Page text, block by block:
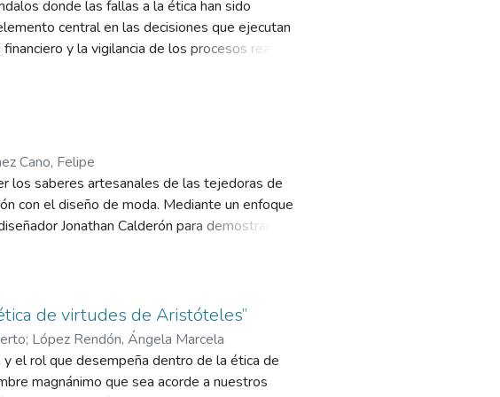
comprender la relación entre filosofía, religión y
donde las fallas a la ética han sido
central en las decisiones que ejecutan
y la vigilancia de los procesos realizado
financiero sin ética está destinado a
Con ese interés este artículo presenta
intervienen en la toma de decisiones de
las finanzas conductuales en donde se toman
individuos que toman decisiones en este
y la percepción de riesgo en la toma de
a 480 estudiantes universitarios de pregrado
ética tiene menos efecto que el bajo riesgo.
Cano, Felipe
los saberes artesanales de las tejedoras de
con el diseño de moda. Mediante un enfoque
Jonathan Calderón para demostrar que
y creatividad. Como resultado, se creó un
a la preservación y valoración del
de virtudes de Aristóteles”
; López Rendón, Ángela Marcela
el rol que desempeña dentro de la ética de
magnánimo que sea acorde a nuestros